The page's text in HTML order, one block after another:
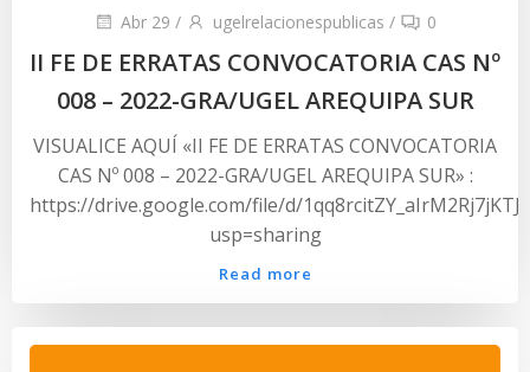
Abr 29 / ugelrelacionespublicas / 0
II FE DE ERRATAS CONVOCATORIA CAS Nº
008 – 2022-GRA/UGEL AREQUIPA SUR
VISUALICE AQUÍ «II FE DE ERRATAS CONVOCATORIA
CAS Nº 008 – 2022-GRA/UGEL AREQUIPA SUR» :
https://drive.google.com/file/d/
usp=sharing
Read more